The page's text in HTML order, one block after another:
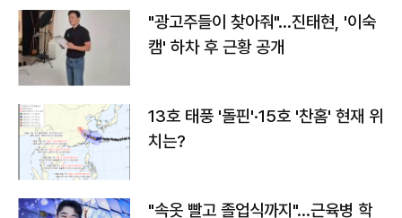
"광고주들이 찾아줘"…진태현, '이숙
캠' 하차 후 근황 공개
13호 태풍 '돌핀'·15호 '찬홈' 현재 위
치는?
"속옷 빨고 졸업식까지"…근육병 학